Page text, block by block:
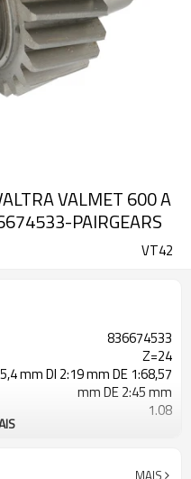
VALMET 600 A
PAIRGEARS
VT42
836674533
Z=24
mm DI 2:19 mm DE 1:68,57
mm DE 2:45 mm
1.08
MAIS